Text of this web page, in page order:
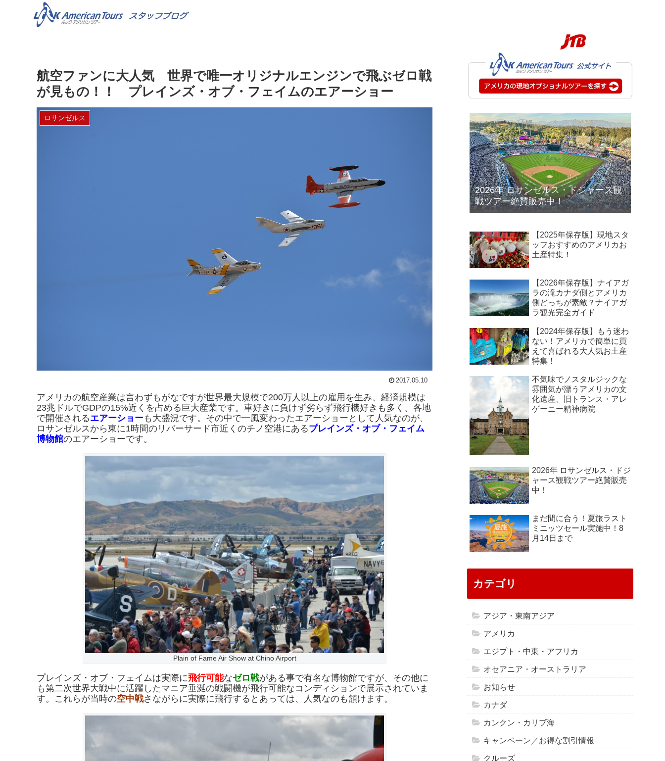
航空ファンに大人気 世界で唯一オリジナルエンジンで飛ぶゼロ戦
が見もの！！ プレインズ・オブ・フェイムのエアーショー
ロサンゼルス
2017.05.10
アメリカの航空産業は言わずもがなですが世界最大規模で200万人以上の雇用を生み、経済規模は
23兆ドルでGDPの15%近くを占める巨大産業です。 車好きに負けず劣らず飛行機好きも多く、 各地
で開催されるエアーショーも大盛況です。 その中で一風変わったエアーショーとして人気なのが、
ロサンゼルスから東に1時間のリバーサード市近くのチノ空港にあるプレインズ・オブ・フェイム
博物館のエアーショーです。
Plain of Fame Air Show at Chino Airport
プレインズ・オブ・ フェイムは実際に飛行可能なゼロ戦がある事で有名な博物館ですが、 その他に
も第二次世界大戦中に活躍したマニア垂涎の戦闘機が飛行可能なコンディションで展示されていま
す。 これらが当時の空中戦さながらに実際に飛行するとあっては、 人気なのも頷けます。
2026年 ロサンゼルス・ドジャース観
戦ツアー絶賛販売中！
【2025年保存版】現地スタ
ッフおすすめのアメリカお
土産特集！
【2026年保存版】ナイアガ
ラの滝カナダ側とアメリカ
側どっちが素敵？ナイアガ
ラ観光完全ガイド
【2024年保存版】もう迷わ
ない！アメリカで簡単に買
えて喜ばれる大人気お土産
特集！
不気味でノスタルジックな
雰囲気が漂うアメリカの文
化遺産、旧トランス・アレ
ゲーニー精神病院
2026年 ロサンゼルス・ドジ
ャース観戦ツアー絶賛販売
中！
まだ間に合う！夏旅ラスト
ミニッツセール実施中！8
月14日まで
カテゴリ
アジア・東南アジア
アメリカ
エジプト・中東・アフリカ
オセアニア・オーストラリア
お知らせ
カナダ
カンクン・カリブ海
キャンペーン／お得な割引情報
クルーズ